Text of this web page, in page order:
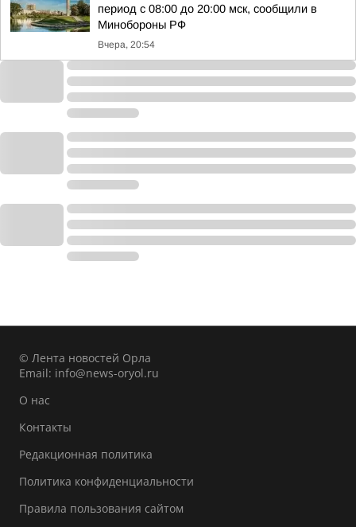
период с 08:00 до 20:00 мск, сообщили в
Минобороны РФ
Вчера, 20:54
© Лента новостей Орла
Email: info@news-oryol.ru
О нас
Контакты
Редакционная политика
Политика конфиденциальности
Правила пользования сайтом